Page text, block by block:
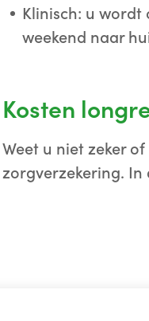
Klinisch: u
weekend naar
Kosten
Weet u niet zeker
zorgverzekering.